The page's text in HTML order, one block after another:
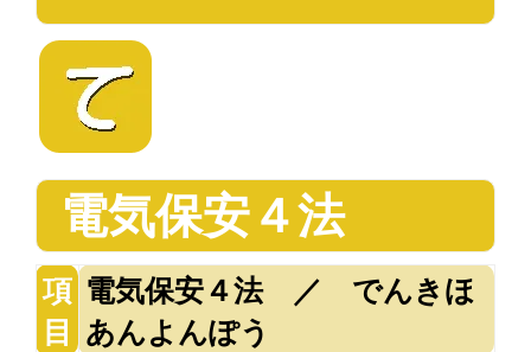
電気保安４法
項
目
電気保安４法 ／ でんきほ
あんよんぽう